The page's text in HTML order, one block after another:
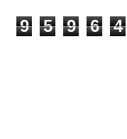
9 5 9 6 4